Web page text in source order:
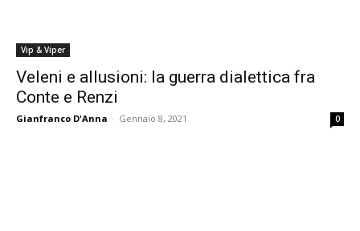
Vip & Viper
Veleni e allusioni: la guerra dialettica fra
Conte e Renzi
Gianfranco D'Anna - Gennaio 8, 2021 0